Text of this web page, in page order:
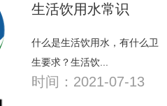
生活饮用水常识
什么是生活饮用水，有什么卫
生要求？生活饮...
时间：2021-07-13